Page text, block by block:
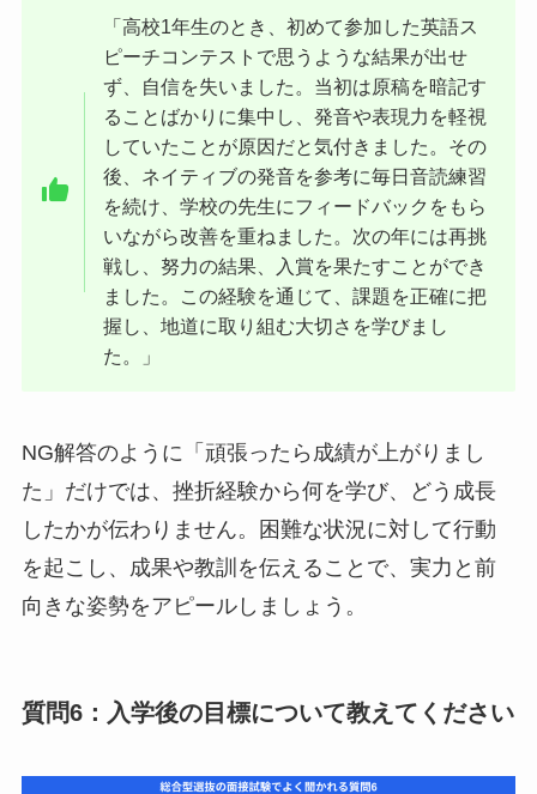
「高校1年生のとき、初めて参加した英語ス
ピーチコンテストで思うような結果が出せ
ず、自信を失いました。当初は原稿を暗記す
ることばかりに集中し、発音や表現力を軽視
していたことが原因だと気付きました。その
後、ネイティブの発音を参考に毎日音読練習
を続け、学校の先生にフィードバックをもら
いながら改善を重ねました。次の年には再挑
戦し、努力の結果、入賞を果たすことができ
ました。この経験を通じて、課題を正確に把
握し、地道に取り組む大切さを学びまし
た。」
NG解答のように「頑張ったら成績が上がりまし
た」だけでは、挫折経験から何を学び、どう成長
したかが伝わりません。困難な状況に対して行動
を起こし、成果や教訓を伝えることで、実力と前
向きな姿勢をアピールしましょう。
質問6：入学後の目標について教えてください